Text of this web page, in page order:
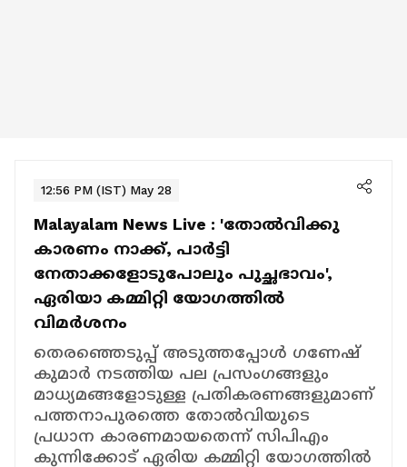
12:56 PM (IST) May 28
Malayalam News Live : 'തോൽവിക്കു
കാരണം നാക്ക്, പാർട്ടി
നേതാക്കളോടുപോലും പുച്ഛഭാവം',
ഏരിയാ കമ്മിറ്റി യോഗത്തിൽ
വിമർശനം
തെരഞ്ഞെടുപ്പ് അടുത്തപ്പോൾ ഗണേഷ്
കുമാർ നടത്തിയ പല പ്രസംഗങ്ങളും
മാധ്യമങ്ങളോടുള്ള പ്രതികരണങ്ങളുമാണ്
പത്തനാപുരത്തെ തോൽവിയുടെ
പ്രധാന കാരണമായതെന്ന് സിപിഎം
കുന്നിക്കോട് ഏരിയ കമ്മിറ്റി യോഗത്തിൽ